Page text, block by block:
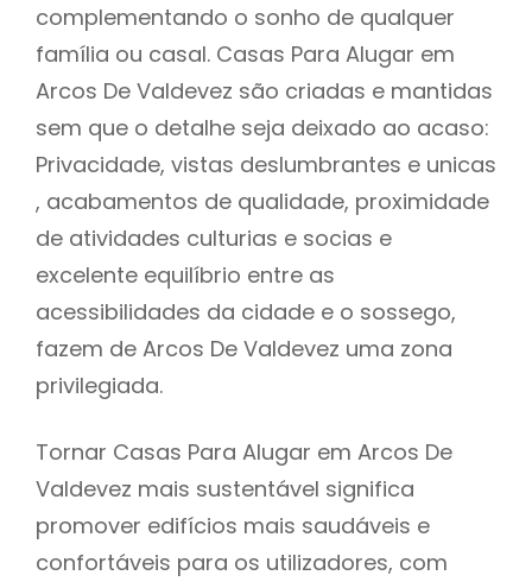
complementando o sonho de qualquer
família ou casal. Casas Para Alugar em
Arcos De Valdevez são criadas e mantidas
sem que o detalhe seja deixado ao acaso:
Privacidade, vistas deslumbrantes e unicas
, acabamentos de qualidade, proximidade
de atividades culturias e socias e
excelente equilíbrio entre as
acessibilidades da cidade e o sossego,
fazem de Arcos De Valdevez uma zona
privilegiada.
Tornar Casas Para Alugar em Arcos De
Valdevez mais sustentável significa
promover edifícios mais saudáveis e
confortáveis para os utilizadores, com